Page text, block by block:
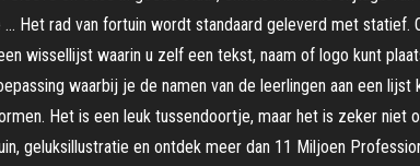
Het rad van fortuin wordt standaard geleverd met statief.
wissellijst waarin u zelf een tekst, naam of logo kunt
waarbij je de namen van de leerlingen aan een lijst
Het is een leuk tussendoortje, maar het is zeker niet
geluksillustratie en ontdek meer dan 11 Miljoen